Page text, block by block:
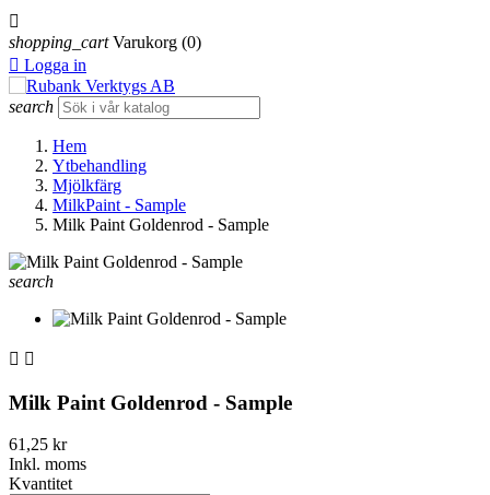

shopping_cart Varukorg (0)
 Logga in
search
Hem
Ytbehandling
Mjölkfärg
MilkPaint - Sample
Milk Paint Goldenrod - Sample
search
 
Milk Paint Goldenrod - Sample
61,25 kr
Inkl. moms
Kvantitet